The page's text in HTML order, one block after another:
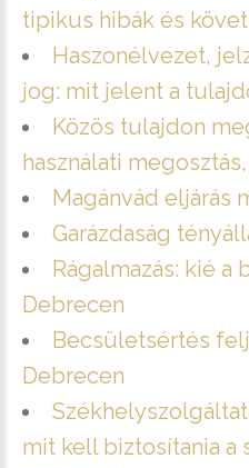
tipikus hibák és
Haszonélvezet,
jog: mit jelent a
Közös tulajdon
használati
Magánvád eljárás
Garázdaság
Rágalmazás: kié a
Debrecen
Becsületsértés
Debrecen
mit kell biztosítania a